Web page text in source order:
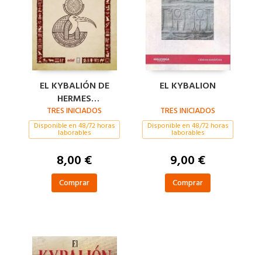
EL KYBALIÓN DE
HERMES
TRISMEGISTO
TRES INICIADOS
Disponible en 48/72 horas
laborables
8,00 €
Comprar
EL KYBALION
TRES INICIADOS
Disponible en 48/72 horas
laborables
9,00 €
Comprar